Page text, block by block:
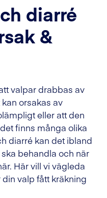
diarré
&
valpar drabbas av
orsakas av
eller att den
finns många olika
diarré kan det ibland
behandla och när
Här vill vi vägleda
valp fått kräkning